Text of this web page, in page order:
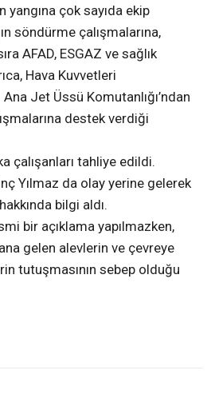
yangına çok sayıda ekip
söndürme çalışmalarına,
AFAD, ESGAZ ve sağlık
Hava Kuvvetleri
Ana Jet Üssü Komutanlığı’ndan
destek verdiği
çalışanları tahliye edildi.
Yılmaz da olay yerine gelerek
bilgi aldı.
bir açıklama yapılmazken,
gelen alevlerin ve çevreye
tutuşmasının sebep olduğu